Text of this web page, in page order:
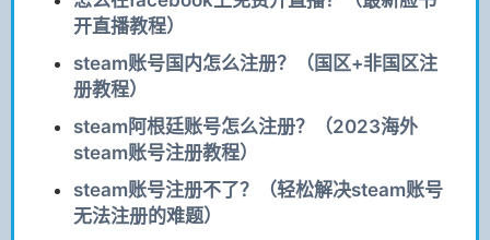
开直播教程）
steam账号国内怎么注册？（国区+非国区注
册教程）
steam阿根廷账号怎么注册？（2023海外
steam账号注册教程）
steam账号注册不了？（轻松解决steam账号
无法注册的难题）